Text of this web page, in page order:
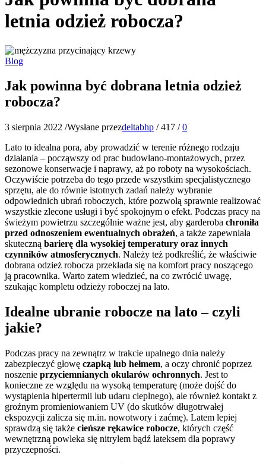
letnia odzież robocza?
Blog
Jak powinna być dobrana letnia odzież
robocza?
3 sierpnia 2022 /Wysłane przezdeltabhp / 417 / 0
Lato to idealna pora, aby prowadzić w terenie różnego rodzaju
działania – począwszy od prac budowlano-montażowych, przez
sezonowe konserwacje i naprawy, aż po roboty na wysokościach.
Oczywiście potrzeba do tego przede wszystkim specjalistycznego
sprzętu, ale do równie istotnych zadań należy wybranie
odpowiednich ubrań roboczych, które pozwolą sprawnie realizować
wszystkie zlecone usługi i być spokojnym o efekt. Podczas pracy na
świeżym powietrzu szczególnie ważne jest, aby garderoba chroniła
przed odnoszeniem ewentualnych obrażeń, a także zapewniała
skuteczną barierę dla wysokiej temperatury oraz innych
czynników atmosferycznych. Należy też podkreślić, że właściwie
dobrana odzież robocza przekłada się na komfort pracy noszącego
ją pracownika. Warto zatem wiedzieć, na co zwrócić uwagę,
szukając kompletu odzieży roboczej na lato.
Idealne ubranie robocze na lato – czyli
jakie?
Podczas pracy na zewnątrz w trakcie upalnego dnia należy
zabezpieczyć głowę czapką lub hełmem, a oczy chronić poprzez
noszenie przyciemnianych okularów ochronnych. Jest to
konieczne ze względu na wysoką temperaturę (może dojść do
wystąpienia hipertermii lub udaru cieplnego), ale również kontakt z
groźnym promieniowaniem UV (do skutków długotrwałej
ekspozycji zalicza się m.in. nowotwory i zaćmę). Latem lepiej
sprawdzą się także cieńsze rękawice robocze, których część
wewnętrzną powleka się nitrylem bądź lateksem dla poprawy
przyczepności.